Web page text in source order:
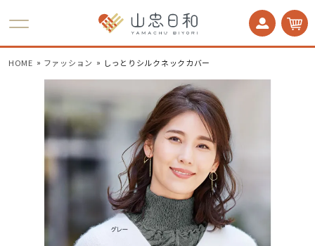
HOME ファッション しっとりシルクネックカバー